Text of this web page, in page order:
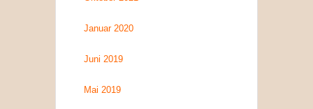
Januar 2020
Juni 2019
Mai 2019